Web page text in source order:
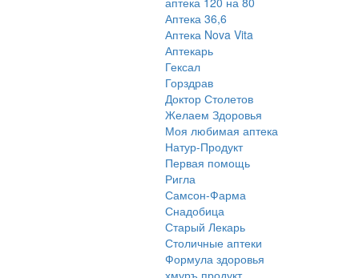
Аптека 36,6
Аптека Nova Vita
Аптекарь
Гексал
Горздрав
Доктор Столетов
Желаем Здоровья
Моя любимая аптека
Натур-Продукт
Первая помощь
Ригла
Самсон-Фарма
Снадобица
Старый Лекарь
Столичные аптеки
Формула здоровья
хмуръ продукт